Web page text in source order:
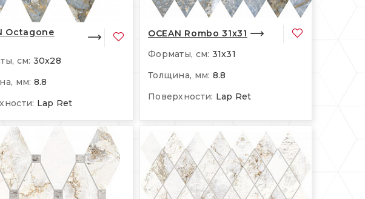
Octagone
см: 30x28
мм: 8.8
Lap Ret
OCEAN Rombo 31x31
Форматы, см: 31x31
Толщина, мм: 8.8
Поверхности: Lap Ret